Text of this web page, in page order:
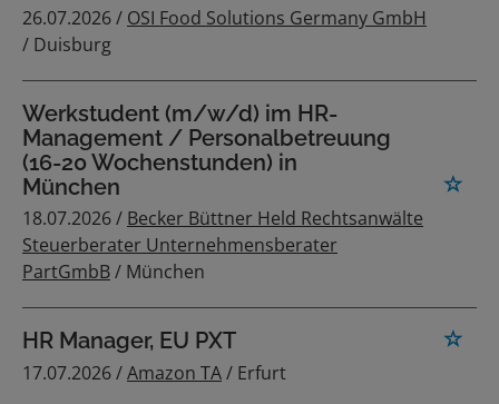
26.07.2026 / OSI Food Solutions Germany GmbH
/ Duisburg
Werkstudent (m/w/d) im HR-
Management / Personalbetreuung
(16-20 Wochenstunden) in
München
18.07.2026 / Becker Büttner Held Rechtsanwälte
Steuerberater Unternehmensberater
PartGmbB/ München
HR Manager, EU PXT
17.07.2026 /Amazon TA/ Erfurt